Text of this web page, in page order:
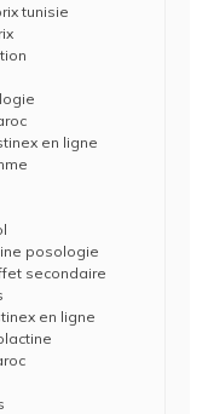
tunisie
en ligne
posologie
secondaire
en ligne